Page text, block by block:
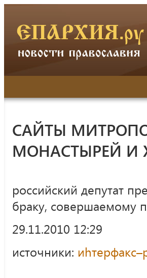
САЙТЫ
МОНАСТЫРЕЙ И
российский депутат
браку, совершаемому
29.11.2010 12:29
источники: